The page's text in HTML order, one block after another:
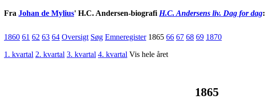
Fra Johan de Mylius' H.C. Andersen-biografi H.C. Andersens liv. Dag for dag:
1860 61 62 63 64 Oversigt Søg Emneregister 1865 66 67 68 69 1870
1. kvartal 2. kvartal 3. kvartal 4. kvartal Vis hele året
1865